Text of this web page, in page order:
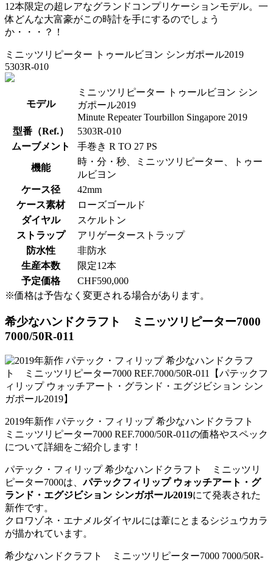
12本限定の超レアなグランドコンプリケーションモデル。一
体どんな大富豪がこの時計を手にするのでしょう
か・・・？！
ミニッツリピーター トゥールビヨン シンガポール2019
5303R-010
モデル
ミニッツリピーター トゥールビヨン シン
ガポール2019
Minute Repeater Tourbillon Singapore 2019
型番（Ref.）
5303R-010
ムーブメント
手巻き R TO 27 PS
機能
時・分・秒、ミニッツリピーター、トゥー
ルビヨン
ケース径
42mm
ケース素材
ローズゴールド
ダイヤル
スケルトン
ストラップ
アリゲーターストラップ
防水性
非防水
生産本数
限定12本
予定価格
CHF590,000
※価格は予告なく変更される場合があります。
希少なハンドクラフト ミニッツリピーター7000
7000/50R-011
2019年新作 パテック・フィリップ 希少なハンドクラフト
ミニッツリピーター7000 REF.7000/50R-011の価格やスペック
について詳細をご紹介します！
パテック・フィリップ 希少なハンドクラフト ミニッツリ
ピーター7000は、パテックフィリップ ウォッチアート・グ
ランド・エグジビション シンガポール2019にて発表された
新作です。
クロワゾネ・エナメルダイヤルには葦にとまるシジュウカラ
が描かれています。
希少なハンドクラフト ミニッツリピーター7000 7000/50R-